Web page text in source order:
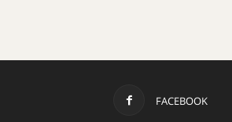
FACEBOOK